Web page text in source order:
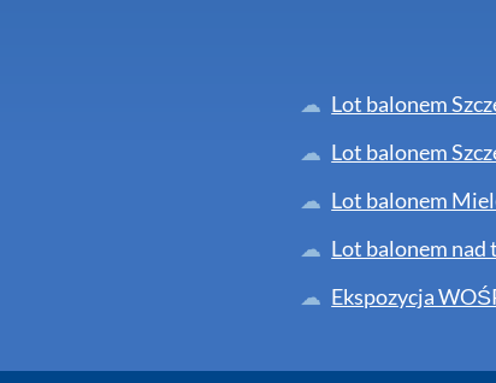
Lot balonem
Lot balonem
Lot balonem
Lot balonem
Ekspozycja